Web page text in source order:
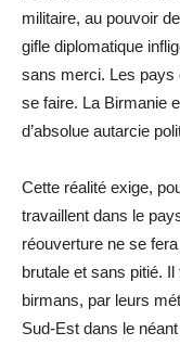
militaire, au pouvoir
gifle diplomatique
sans merci. Les pays
se faire. La Birmanie
d’absolue autarcie
Cette réalité exige,
travaillent dans le
réouverture ne se
brutale et sans pitié. Il
birmans, par leurs
Sud-Est dans le